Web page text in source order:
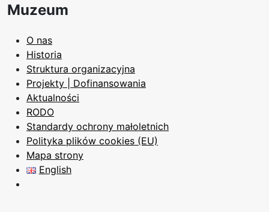
Muzeum
O nas
Historia
Struktura organizacyjna
Projekty | Dofinansowania
Aktualności
RODO
Standardy ochrony małoletnich
Polityka plików cookies (EU)
Mapa strony
English